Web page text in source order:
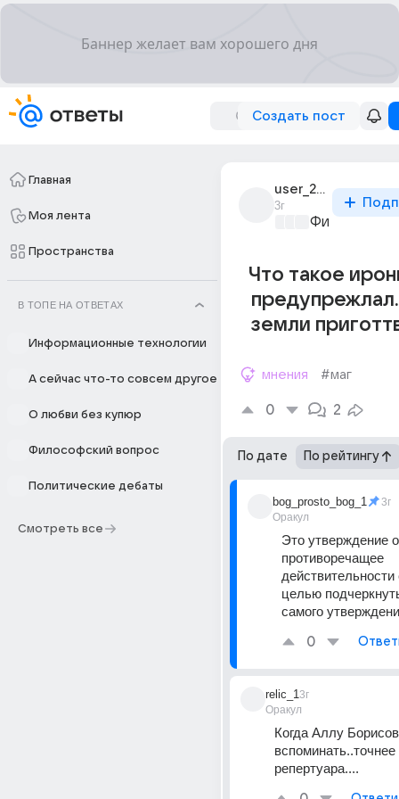
Создать пост
Главная
Моя лента
Пространства
В ТОПЕ НА ОТВЕТАХ
Информационные технологии
А сейчас что-то совсем другое
О любви без купюр
Философский вопрос
Политические дебаты
Смотреть все
user_288168277
3г
Что такое
земли
мнения #маг
0 2
По дате По рейтингу
bog_prosto_bog_1
Оракул
3г
Это утверждение
противоречащее
целью
самого
0
relic_1
Оракул
3г
Когда Аллу
вспоминать..точнее
репертуара....